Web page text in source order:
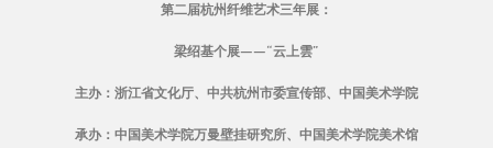
第二届杭州纤维艺术三年展：
梁绍基个展——“云上雲”
主办：浙江省文化厅、中共杭州市委宣传部、中国美术学院
承办：中国美术学院万曼壁挂研究所、中国美术学院美术馆